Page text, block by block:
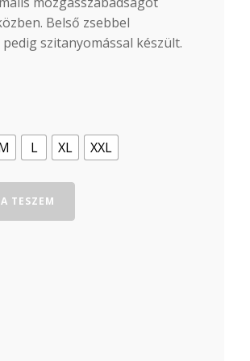
Belső zsebbel
szitanyomással készült.
L XL XXL
TESZEM